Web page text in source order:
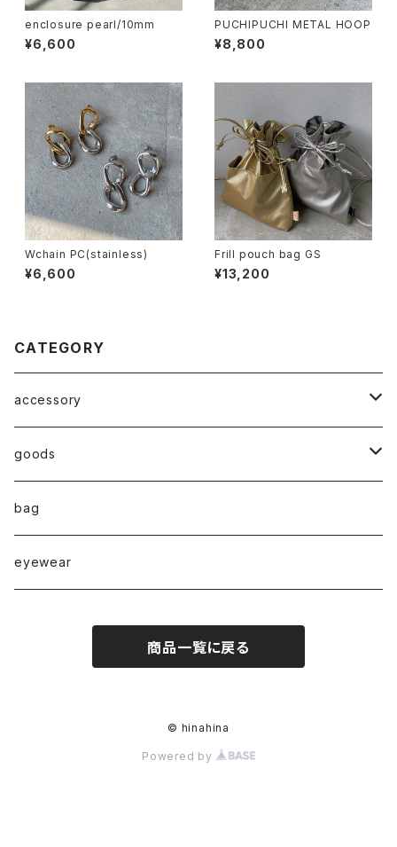
enclosure pearl/10mm
¥6,600
PUCHIPUCHI METAL HOOP
¥8,800
Wchain PC(stainless)
¥6,600
Frill pouch bag GS
¥13,200
CATEGORY
accessory
◇ZERO series◇
◇enclosure series◇(封入)
◇puchipuchi series◇
goods
broach
i phone case
bag
eyewear
商品一覧に戻る
© hinahina
Powered by